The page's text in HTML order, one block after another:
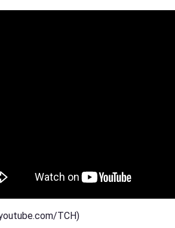
ТСН)